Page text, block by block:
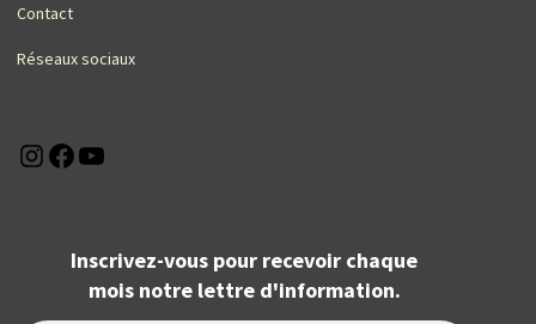
Contact
Réseaux sociaux
Instagram
Facebook
Inscrivez-vous pour recevoir chaque
mois notre lettre d'information.